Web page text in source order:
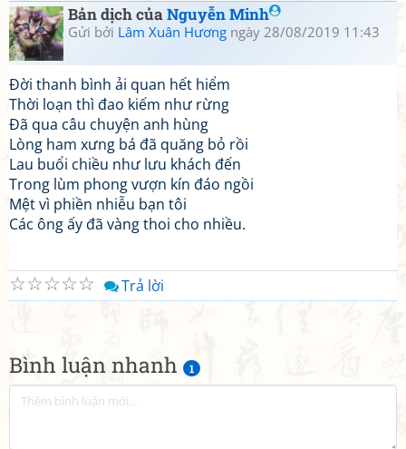
Bình luận nhanh 1
Bản dịch củaNguyễn Minh
Gửi bởi Lâm Xuân Hương ngày 28/08/2019 11:43
Đời thanh bình ải quan hết hiểm
Thời loạn thì đao kiếm như rừng
Đã qua câu chuyện anh hùng
Lòng ham xưng bá đã quăng bỏ rồi
Lau buổi chiều như lưu khách đến
Trong lùm phong vượn kín đáo ngồi
Mệt vì phiền nhiễu bạn tôi
Các ông ấy đã vàng thoi cho nhiều.
☆
☆
☆
☆
☆ Trả lời